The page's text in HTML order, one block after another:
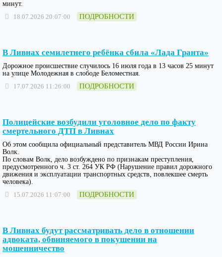
минут.
18.07.2026 20:07:00 ПОДРОБНОСТИ
В Ливнах семилетнего ребёнка сбила «Лада Гранта»
Дорожное происшествие случилось 16 июля года в 13 часов 25 минут
на улице Молодежная в слободе Беломестная.
17.07.2026 11:26:00 ПОДРОБНОСТИ
Полицейские возбудили уголовное дело по факту
смертельного ДТП в Ливнах
Об этом сообщила официальный представитель МВД России Ирина
Волк.
По словам Волк, дело возбуждено по признакам преступления,
предусмотренного ч. 3 ст. 264 УК РФ (Нарушение правил дорожного
движения и эксплуатации транспортных средств, повлекшее смерть
человека).
15.07.2026 11:07:00 ПОДРОБНОСТИ
В Ливнах будут рассматривать дело в отношении
адвоката, обвиняемого в покушении на
мошенничество